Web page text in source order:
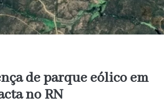
de parque eólico em
no RN